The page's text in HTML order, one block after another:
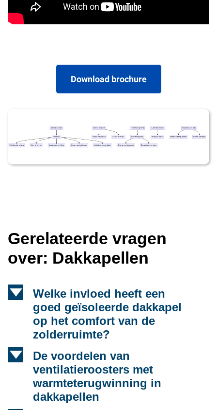
Download brochure
Gerelateerde vragen
over: Dakkapellen
d
Welke invloed heeft een
goed geïsoleerde dakkapel
op het comfort van de
zolderruimte?
d
De voordelen van
ventilatieroosters met
warmteterugwinning in
dakkapellen